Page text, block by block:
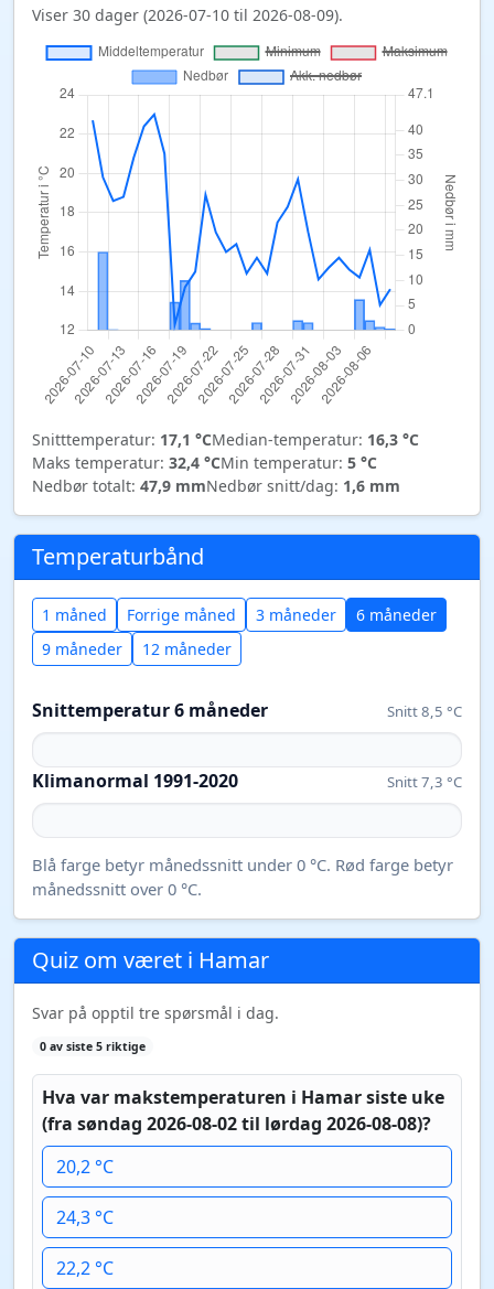
Viser 30 dager (2026-07-10 til 2026-08-09).
Snitttemperatur: 17,1 °CMedian-temperatur: 16,3 °C
Maks temperatur: 32,4 °CMin temperatur: 5 °C
Nedbør totalt: 47,9 mmNedbør snitt/dag: 1,6 mm
Temperaturbånd
1 måned Forrige måned 3 måneder
6 måneder
9 måneder
12 måneder
Snittemperatur 6 måneder Snitt 8,5 °C
Klimanormal 1991-2020 Snitt 7,3 °C
Blå farge betyr månedssnitt under 0 °C. Rød farge betyr
månedssnitt over 0 °C.
Quiz om været i Hamar
Svar på opptil tre spørsmål i dag.
0 av siste 5 riktige
Hva var makstemperaturen i Hamar siste uke
(fra søndag 2026-08-02 til lørdag 2026-08-08)?
20,2 °C
24,3 °C
22,2 °C